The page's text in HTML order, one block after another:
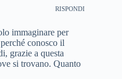
RISPONDI
immaginare per
conosco il
grazie a questa
si trovano. Quanto